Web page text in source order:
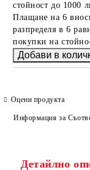
стойност до 1000
Плащане на 6
разпределя в 6
покупки на
Оцени продукта
Информация за
Детайлно